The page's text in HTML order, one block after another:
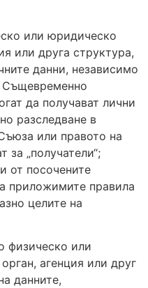
или юридическо
или друга структура,
данни, независимо
Същевременно
да получават лични
разследване в
или правото на
за „получатели“;
от посочените
приложимите правила
целите на
физическо или
агенция или друг
данните,